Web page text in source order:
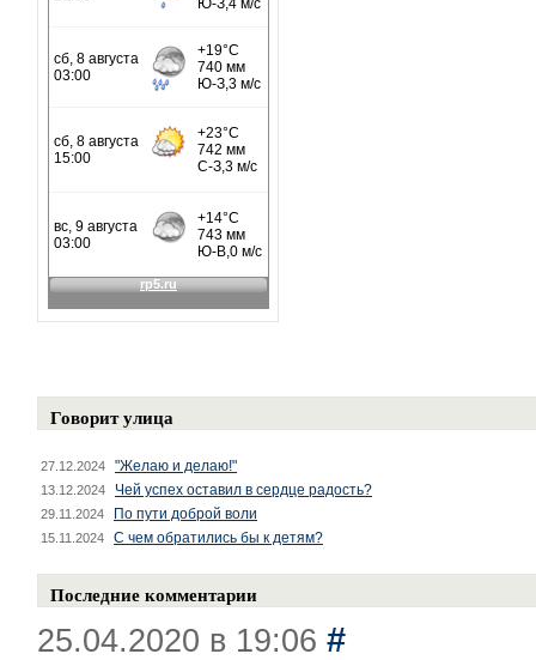
Говорит улица
27.12.2024 "Желаю и делаю!"
13.12.2024 Чей успех оставил в сердце радость?
29.11.2024 По пути доброй воли
15.11.2024 С чем обратились бы к детям?
Последние комментарии
25.04.2020 в 19:06 #